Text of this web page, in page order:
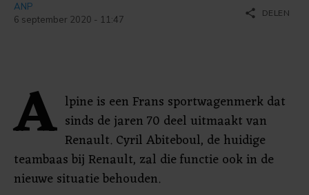
ANP
6 september 2020 - 11:47
share DELEN
A lpine is een Frans sportwagenmerk dat
sinds de jaren 70 deel uitmaakt van
Renault. Cyril Abiteboul, de huidige
teambaas bij Renault, zal die functie ook in de
nieuwe situatie behouden.